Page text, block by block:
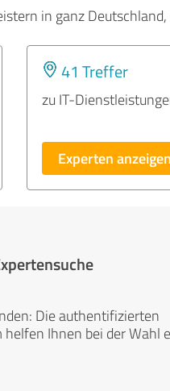
in ganz
41 Treffer
zu IT-
Experten anzeigen
Die authentifizierten
Ihnen bei der Wahl